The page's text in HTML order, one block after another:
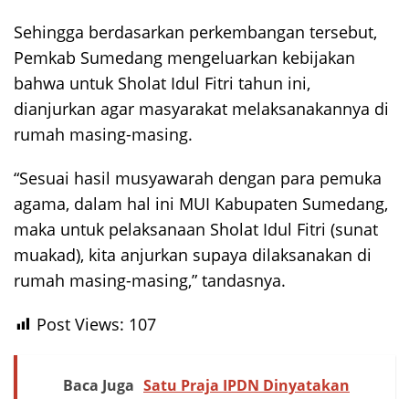
Sehingga berdasarkan perkembangan tersebut,
Pemkab Sumedang mengeluarkan kebijakan
bahwa untuk Sholat Idul Fitri tahun ini,
dianjurkan agar masyarakat melaksanakannya di
rumah masing-masing.
“Sesuai hasil musyawarah dengan para pemuka
agama, dalam hal ini MUI Kabupaten Sumedang,
maka untuk pelaksanaan Sholat Idul Fitri (sunat
muakad), kita anjurkan supaya dilaksanakan di
rumah masing-masing,” tandasnya.
Post Views: 107
Baca Juga Satu Praja IPDN Dinyatakan